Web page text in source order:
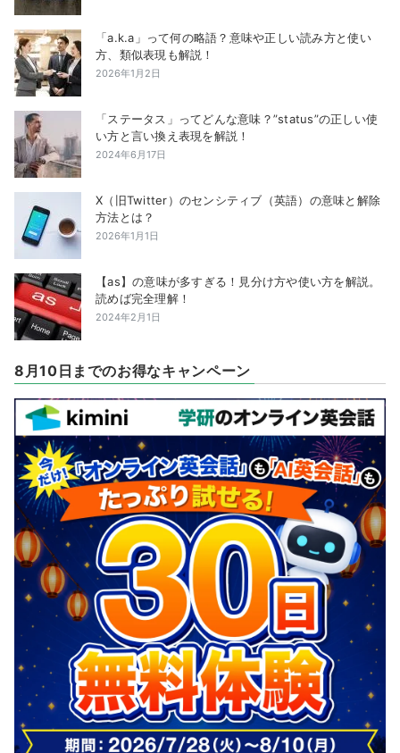
「a.k.a」って何の略語？意味や正しい読み方と使い
方、類似表現も解説！
2026年1月2日
「ステータス」ってどんな意味？”status”の正しい使
い方と言い換え表現を解説！
2024年6月17日
X（旧Twitter）のセンシティブ（英語）の意味と解除
方法とは？
2026年1月1日
【as】の意味が多すぎる！見分け方や使い方を解説。
読めば完全理解！
2024年2月1日
8月10日までのお得なキャンペーン